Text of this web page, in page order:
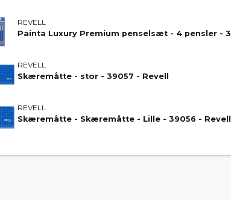
REVELL
REVELL
Skæremåtte - stor - 39057 - Revell
REVELL
Skæremåtte - Skæremåtte - Lille - 39056 - Revell